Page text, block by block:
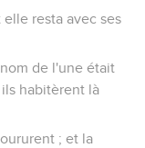
resta avec ses
de l'une était
habitèrent là
; et la